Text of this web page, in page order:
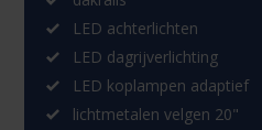
LED achterlichten
LED dagrijverlichting
LED koplampen adaptief
lichtmetalen velgen 20"